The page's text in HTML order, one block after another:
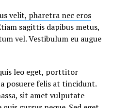
velit, pharetra nec eros
sagittis dapibus metus,
vel. Vestibulum eu augue
leo eget, porttitor
posuere felis at tincidunt.
sit amet vulputate